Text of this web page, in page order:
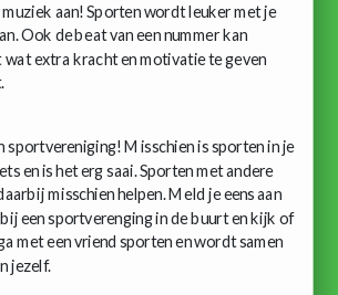
aan! Sporten wordt leuker met je
Ook de beat van een nummer kan
wat extra kracht en motivatie te geven
sportvereniging! Misschien is sporten in je
en is het erg saai. Sporten met andere
misschien helpen. Meld je eens aan
een sportverenging in de buurt en kijk of
met een vriend sporten en wordt samen
jezelf.